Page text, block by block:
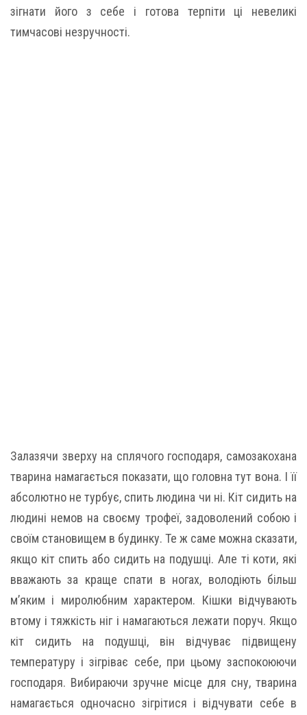
зігнати його з себе і готова терпіти ці невеликі
тимчасові незручності.
Залазячи зверху на сплячого господаря, самозакохана
тварина намагається показати, що головна тут вона. І її
абсолютно не турбує, спить людина чи ні. Кіт сидить на
людині немов на своєму трофеї, задоволений собою і
своїм становищем в будинку. Те ж саме можна сказати,
якщо кіт спить або сидить на подушці. Але ті коти, які
вважають за краще спати в ногах, володіють більш
м’яким і миролюбним характером. Кішки відчувають
втому і тяжкість ніг і намагаються лежати поруч. Якщо
кіт сидить на подушці, він відчуває підвищену
температуру і зігріває себе, при цьому заспокоюючи
господаря. Вибираючи зручне місце для сну, тварина
намагається одночасно зігрітися і відчувати себе в